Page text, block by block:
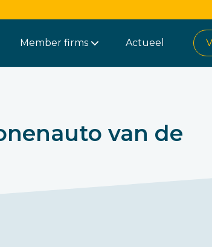
Member firms Actueel
van de